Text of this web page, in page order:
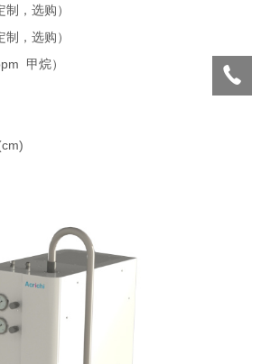
，选购）
，选购）
甲烷）